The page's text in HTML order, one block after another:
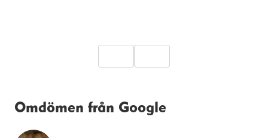
Omdömen från Google